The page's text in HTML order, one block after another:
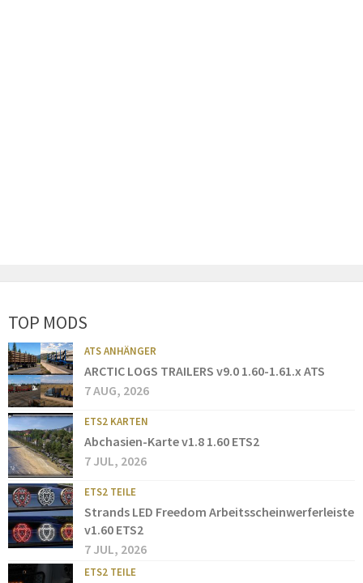
TOP MODS
ATS ANHÄNGER
ARCTIC LOGS TRAILERS v9.0 1.60-1.61.x ATS
7 AUG, 2026
ETS2 KARTEN
Abchasien-Karte v1.8 1.60 ETS2
7 JUL, 2026
ETS2 TEILE
Strands LED Freedom Arbeitsscheinwerferleiste
v1.60 ETS2
7 JUL, 2026
ETS2 TEILE